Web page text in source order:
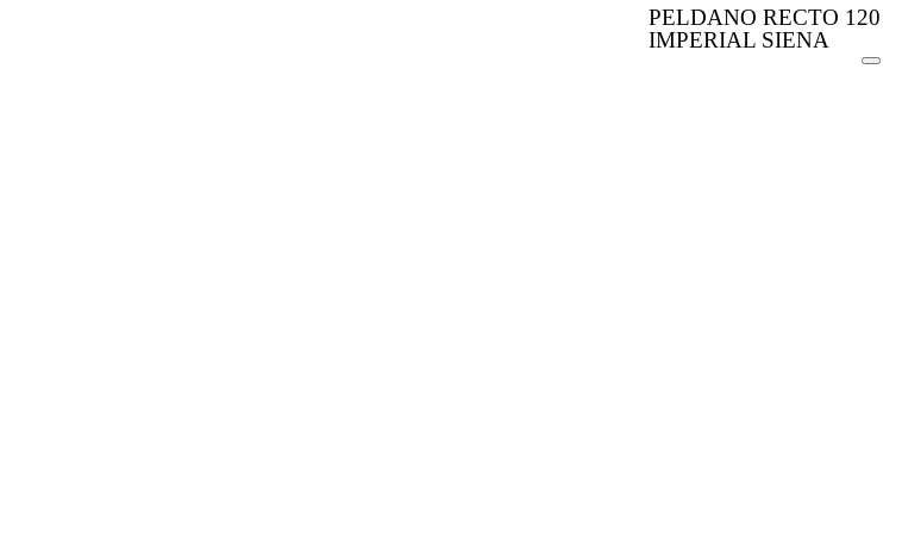
PELDANO RECTO 120
IMPERIAL SIENA